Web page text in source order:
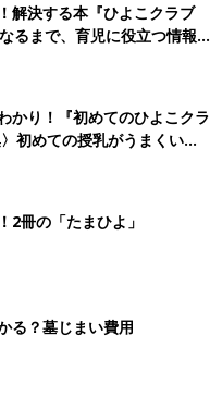
解決する本『ひよこクラブ
まで、育児に役立つ情報が
かり！『初めてのひよこクラ
初めての授乳がうまくい
基本と夏のトラブル 解決テ
2冊の「たまひよ」
る？墓じまい費用